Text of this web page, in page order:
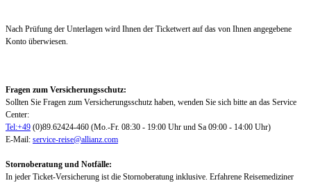
Nach Prüfung der Unterlagen wird Ihnen der Ticketwert auf das von Ihnen angegebene
Konto überwiesen.
Fragen zum Versicherungsschutz:
Sollten Sie Fragen zum Versicherungsschutz haben, wenden Sie sich bitte an das Service
Center:
Tel:+49 (0)89.62424-460 (Mo.-Fr. 08:30 - 19:00 Uhr und Sa 09:00 - 14:00 Uhr)
E-Mail: service-reise@allianz.com
Stornoberatung und Notfälle:
In jeder Ticket-Versicherung ist die Stornoberatung inklusive. Erfahrene Reisemediziner